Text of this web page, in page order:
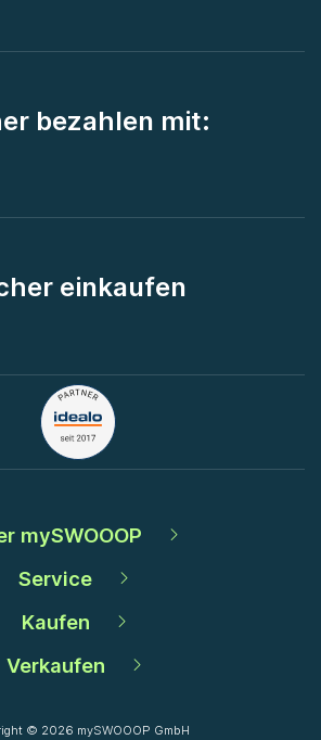
bezahlen mit:
einkaufen
mySWOOOP
Service
Kaufen
Verkaufen
© 2026 mySWOOOP GmbH